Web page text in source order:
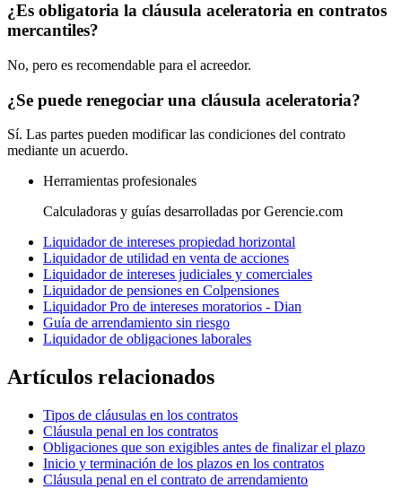
¿Es obligatoria la cláusula aceleratoria en contratos
mercantiles?
No, pero es recomendable para el acreedor.
¿Se puede renegociar una cláusula aceleratoria?
Sí. Las partes pueden modificar las condiciones del contrato
mediante un acuerdo.
Herramientas profesionales
Calculadoras y guías desarrolladas por Gerencie.com
Liquidador de intereses propiedad horizontal
Liquidador de utilidad en venta de acciones
Liquidador de intereses judiciales y comerciales
Liquidador de pensiones en Colpensiones
Liquidador Pro de intereses moratorios - Dian
Guía de arrendamiento sin riesgo
Liquidador de obligaciones laborales
Artículos relacionados
Tipos de cláusulas en los contratos
Cláusula penal en los contratos
Obligaciones que son exigibles antes de finalizar el plazo
Inicio y terminación de los plazos en los contratos
Cláusula penal en el contrato de arrendamiento